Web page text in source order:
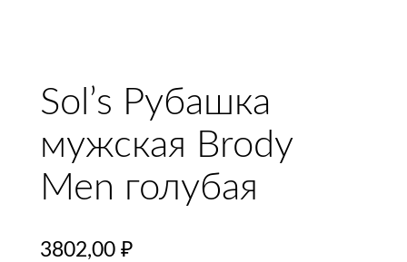
Sol’s Рубашка
мужская Brody
Men голубая
3802,00 ₽